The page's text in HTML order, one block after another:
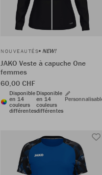
NOUVEAUTÉS NEW!
JAKO Veste à capuche One
femmes
60,00 CHF
Disponible
en 14
couleurs
différentes
Disponible
en 14
couleurs
différentes